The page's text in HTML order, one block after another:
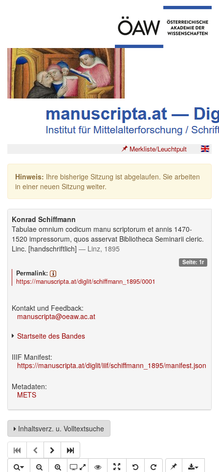
Merkliste/Leuchtpult
Hinweis: Ihre bisherige Sitzung ist abgelaufen. Sie arbeiten
in einer neuen Sitzung weiter.
Konrad Schiffmann
Tabulae omnium codicum manu scriptorum et annis 1470-
1520 impressorum, quos asservat Bibliotheca Seminarii cleric.
Linc. [handschriftlich] — Linz, 1895
Seite: 1r
Permalink:
https://manuscripta.at/diglit/schiffmann_1895/0001
Kontakt und Feedback:
manuscripta@oeaw.ac.at
Startseite des Bandes
IIIF Manifest:
https://manuscripta.at/diglit/iiif/schiffmann_1895/manifest.json
Metadaten:
METS
Inhaltsverz. u. Volltextsuche